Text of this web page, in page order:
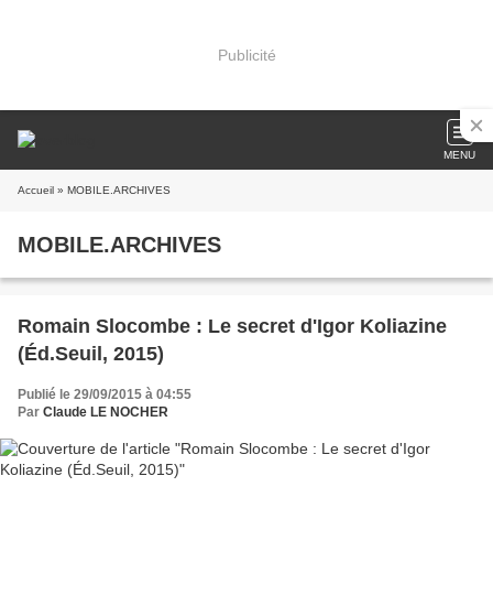
Publicité
MENU
Accueil » MOBILE.ARCHIVES
MOBILE.ARCHIVES
Romain Slocombe : Le secret d'Igor Koliazine
(Éd.Seuil, 2015)
Publié le 29/09/2015 à 04:55
Par Claude LE NOCHER